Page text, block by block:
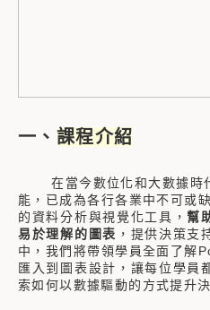
一、 課程介紹
在當今數位化和大數據時
能，已成為各行各業中不可或
的資料分析與視覺化工具，幫
易於理解的圖表 ，提供決策支
中，我們將帶領學員全面了解
匯入到圖表設計，讓每位學員
索如何以數據驅動的方式提升